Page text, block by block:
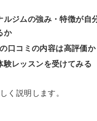
ルジムの強み・特徴が自
か
口コミの内容は高評価か
験レッスンを受けてみる
く説明します。